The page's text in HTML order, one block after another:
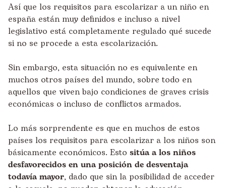
Así que los requisitos para escolarizar a un niño en
españa están muy definidos e incluso a nivel
legislativo está completamente regulado qué sucede
si no se procede a esta escolarización.
Sin embargo, esta situación no es equivalente en
muchos otros países del mundo, sobre todo en
aquellos que viven bajo condiciones de graves crisis
económicas o incluso de conflictos armados.
Lo más sorprendente es que en muchos de estos
países los requisitos para escolarizar a los niños son
básicamente económicos. Esto sitúa a los niños
desfavorecidos en una posición de desventaja
todavía mayor, dado que sin la posibilidad de acceder